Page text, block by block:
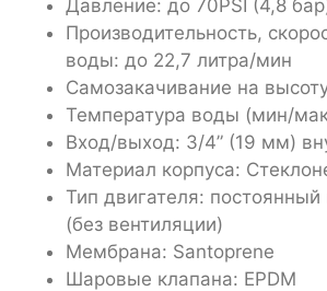
Давление: до 70PSI (4,8
Производительность,
воды: до 22,7 литра/мин
Самозакачивание на
Температура воды (мин/
Вход/выход: 3/4” (19 мм)
Материал корпуса:
Тип двигателя: постоянный
(без вентиляции)
Мембрана: Santoprene
Шаровые клапана: EPDM